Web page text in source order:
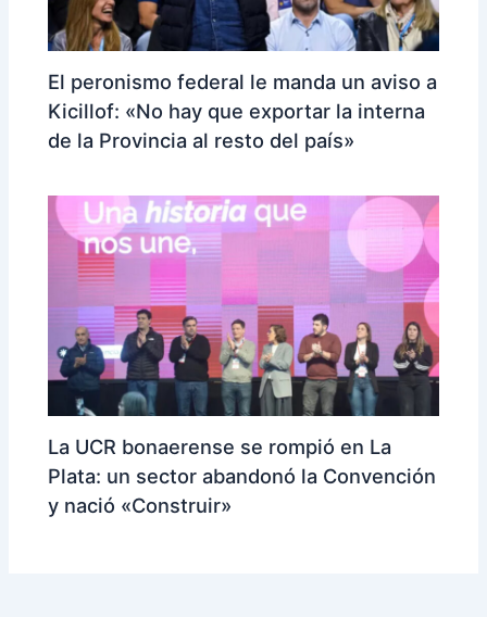
El peronismo federal le manda un aviso a
Kicillof: «No hay que exportar la interna
de la Provincia al resto del país»
La UCR bonaerense se rompió en La
Plata: un sector abandonó la Convención
y nació «Construir»